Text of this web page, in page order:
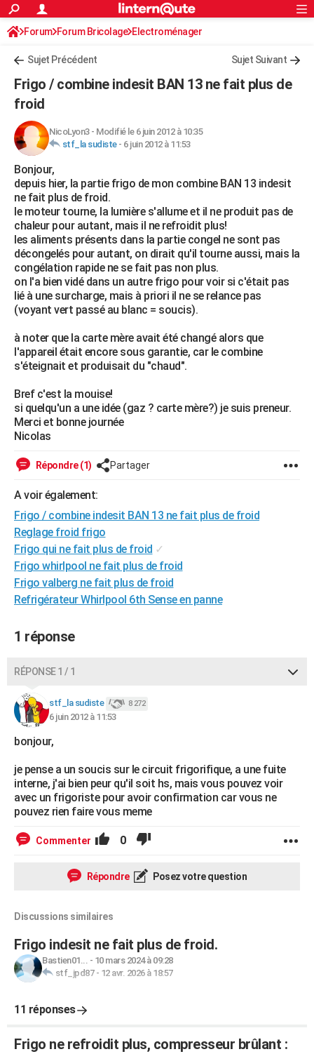
ACTUALITÉS
Politique
Société
Faits Divers
Education
Monde
Villes
+
Programme TV
TNTStreaming
Cinéma
Sorties cinéma
Musique
+FINANCE
Retraite
Impôts
Epargne
Immobilier
Risques naturels par ville
Banque
Assurance
Crédit
AUTO
Essais
Réserver un essai
Citadines
Berlines
SUV
Forum auto
HIGH-TECH
Mobiles
Meilleur smartphone
Internet
Ordinateurs
Jeux vidéo
Guide high-tech
+BRICOLAGE
Forum
Aménagement intérieur
Extérieur
Cuisine
Salle de bains
Jardinage
Rangement
WEEK-END
Guides de France
Escapades
Patrimoine
Expositions
Musées
Week-end nature
+LIFESTYLE
Art de vivre
Bien-être
Loisirs
Mode
Modes de vie
SANTE
Alimentation
Guide de la santé
Maladies
Médicaments
Sommeil
VOYAGE
PHOTO
GUIDES D'ACHAT
BONS PLANS
CARTE DE VOEUX
Carte de Noël
Carte Bonne année
Carte Saint-Valentin
Carte Pâques
Carte d'anniversaire
Dictionnaire
Biographies
Citations
Expressions
Proverbes
PROGRAMME TV
COPAINS D'AVANT
S'inscrire
Se connecter
Lycées
Collèges
Primaires
Universités
Entreprises
Service militaire
Avis de recherche
AVIS DE DÉCÈS
FORUM
Bricolage
Lifestyle
Culture
Sport
Auto
Television
Voyage
Cinema
S'inscrire
Connexion
Forum Forum Bricolage Electroménager
Sujet Précédent Sujet Suivant
Frigo / combine indesit BAN 13 ne fait plus de
froid
NicoLyon3- Modifié le 6 juin 2012 à 10:35
stf_la sudiste- 6 juin 2012 à 11:53
Bonjour,
depuis hier, la partie frigo de mon combine BAN 13 indesit
ne fait plus de froid.
le moteur tourne, la lumière s'allume et il ne produit pas de
chaleur pour autant, mais il ne refroidit plus!
les aliments présents dans la partie congel ne sont pas
décongelés pour autant, on dirait qu'il tourne aussi, mais la
congélation rapide ne se fait pas non plus.
on l'a bien vidé dans un autre frigo pour voir si c'était pas
lié à une surcharge, mais à priori il ne se relance pas
(voyant vert passé au blanc = soucis).
à noter que la carte mère avait été changé alors que
l'appareil était encore sous garantie, car le combine
s'éteignait et produisait du "chaud".
Bref c'est la mouise!
si quelqu'un a une idée (gaz ? carte mère?) je suis preneur.
Merci et bonne journée
Nicolas
Répondre (1) Partager
A voir également:
Frigo / combine indesit BAN 13 ne fait plus de froid
Reglage froid frigo
Frigo qui ne fait plus de froid ✓
Frigo whirlpool ne fait plus de froid
Frigo valberg ne fait plus de froid
Refrigérateur Whirlpool 6th Sense en panne
1 réponse
RÉPONSE 1 / 1
stf_la sudiste 8 272
6 juin 2012 à 11:53
bonjour,
je pense a un soucis sur le circuit frigorifique, a une fuite
interne, j'ai bien peur qu'il soit hs, mais vous pouvez voir
avec un frigoriste pour avoir confirmation car vous ne
pouvez rien faire vous meme
Commenter 0
Répondre Posez votre question
Discussions similaires
Frigo indesit ne fait plus de froid.
Bastien01... - 10 mars 2024 à 09:28
stf_jpd87- 12 avr. 2026 à 18:57
11 réponses
Frigo ne refroidit plus, compresseur brûlant :